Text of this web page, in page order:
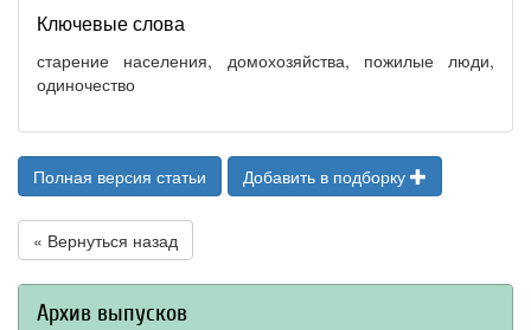
Ключевые слова
старение населения, домохозяйства, пожилые люди,
одиночество
Полная версия статьи Добавить в подборку
« Вернуться назад
Архив выпусков